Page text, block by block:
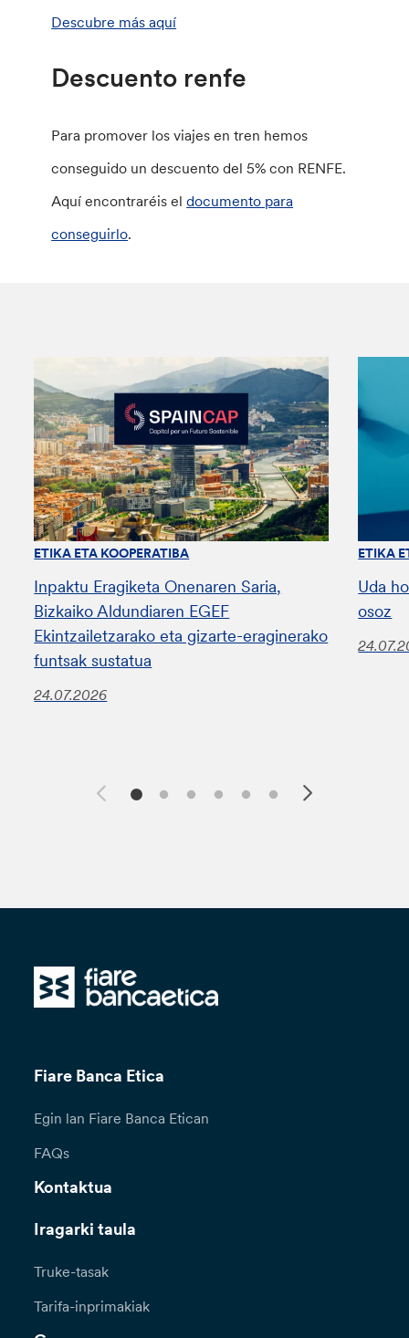
Descubre más aquí
Descuento renfe
Para promover los viajes en tren hemos
conseguido un descuento del 5% con RENFE.
Aquí encontraréis eldocumento para
conseguirlo.
ETIKA ETA KOOPERATIBA
Inpaktu Eragiketa Onenaren Saria,
Bizkaiko Aldundiaren EGEF
Ekintzailetzarako eta gizarte-eraginerako
funtsak sustatua
24.07.2026
ETIKA
Uda
osoz
Fiare Banca Etica
Egin lan Fiare Banca Etican
FAQs
Kontaktua
Iragarki taula
Truke-tasak
Tarifa-inprimakiak